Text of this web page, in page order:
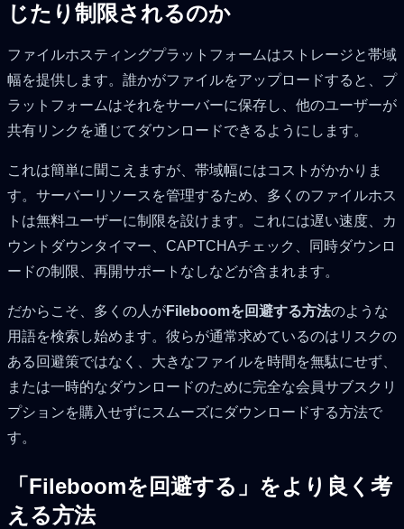
じたり制限されるのか
ファイルホスティングプラットフォームはストレージと帯域
幅を提供します。誰かがファイルをアップロードすると、プ
ラットフォームはそれをサーバーに保存し、他のユーザーが
共有リンクを通じてダウンロードできるようにします。
これは簡単に聞こえますが、帯域幅にはコストがかかりま
す。サーバーリソースを管理するため、多くのファイルホス
トは無料ユーザーに制限を設けます。これには遅い速度、カ
ウントダウンタイマー、CAPTCHAチェック、同時ダウンロ
ードの制限、再開サポートなしなどが含まれます。
だからこそ、多くの人がFileboomを回避する方法のような
用語を検索し始めます。彼らが通常求めているのはリスクの
ある回避策ではなく、大きなファイルを時間を無駄にせず、
または一時的なダウンロードのために完全な会員サブスクリ
プションを購入せずにスムーズにダウンロードする方法で
す。
「Fileboomを回避する」をより良く考
える方法